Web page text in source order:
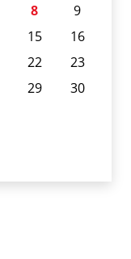
8
9
15
16
22
23
29
30